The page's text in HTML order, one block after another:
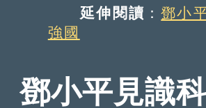
延伸閱讀 ：鄧小
強國
鄧小平見識